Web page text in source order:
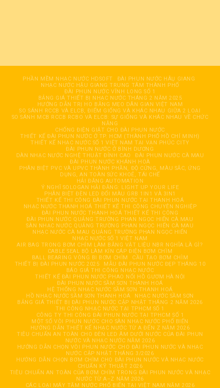
PHẦN MỀM NHẠC NƯỚC HDSOFT
ĐÀI PHUN NƯỚC HÂỤ GIANG
NHẠC NƯỚC HẬU GIANG TRUNG TÂM THÀNH PHỐ
ĐÀI PHUN NƯỚC VĨNH LONG SỐ 1
BẢNG GIÁ THIẾT BỊ NHẠC NƯỚC THÁNG 2 NĂM 2025
HƯỚNG DẪN TRỊ HO BẰNG MẸO DÂN GIAN VIỆT NAM
SO SÁNH RCCB VÀ ELCB, ĐIỂM GIỐNG VÀ KHÁC NHAU GIỮA 2 LOẠI
SO SÁNH MCB RCCB RCBO VÀ ELCB: SỰ GIỐNG VÀ KHÁC NHAU VỀ CHỨC
NĂNG
CHỐNG ĐIỆN GIẬT CHO ĐÀI PHUN NƯỚC
THIẾT KẾ ĐÀI PHUN NƯỚC Ở TP. HCM (THÀNH PHỐ HỒ CHÍ MINH)
THIẾT KẾ NHẠC NƯỚC SỐ 1 VIỆT NAM TẠI VẠN PHÚC CITY
ĐÀI PHUN NƯỚC Ở BÌNH DƯƠNG
DÀN NHẠC NƯỚC NGHỆ THUẬT ĐỈNH CAO
ĐÀI PHUN NƯỚC CÀ MAU
ĐÀI PHUN NƯỚC KHÁNH HOÀ
PHÂN BIỆT PVC VÀ UPVC THÀNH PHẦN, ĐỘ CỨNG, MÀU SẮC, ỨNG
DỤNG, AN TOÀN SỨC KHOẺ, TÁI CHẾ
HẢI ĐĂNG AUTOMATION
Ý NGHĨ SOLOGAN HẢI ĐĂNG: LIGHT UP YOUR LIFE
PHÂN BIỆT ĐÈN LED ĐỔI MÀU GRB 1IN1 VÀ 3IN1
THIẾT KẾ THI CÔNG ĐÀI PHUN NƯỚC TẠI THANH HOÁ
NHẠC NƯỚC THANH HOÁ THIẾT KẾ THI CÔNG CHUYÊN NGHIỆP
ĐÀI PHUN NƯỚC THANH HOÁ THIẾT KẾ THI CÔNG
ĐÀI PHUN NƯỚC QUẢNG TRƯỜNG PHAN NGỌC HIỂN CÀ MAU
SÀN NHẠC NƯỚC QUẢNG TRƯỜNG PHAN NGỌC HIỂN CÀ MAU
NHẠC NƯỚC CÀ MAU QUẢNG TRƯỜNG PHAN NGỌC HIỂN
NHẠC NƯỚC SỐ 1 VIỆT NAM
AIR BAG TRONG BƠM CHÌM LÀM BẰNG VẬT LIỆU NBR NGHĨA LÀ GÌ?
CABLE SEAL BỘ LÀM KÍN CÁP ĐIỆN BƠM CHÌM
BALL BEARING VÒNG BI BƠM CHÌM
CẦU TẠO BƠM CHÌM
THIẾT BỊ ĐÀI PHUN NƯỚC 2025
MẪU ĐÀI PHUN NƯỚC ĐẸP THÁNG 10
BÁO GIÁ THI CÔNG NHẠC NƯỚC
THIẾT KẾ ĐÀI PHUN NƯỚC PHAO NỔI HỒ GƯƠM HÀ NỘI
ĐÀI PHUN NƯỚC SẦM SƠN THANH HOÁ
HỆ THỐNG NHẠC NƯỚC SẦM SƠN THANH HOÁ
HỒ NHẠC NƯỚC SẦM SƠN THANH HOÁ
NHẠC NƯỚC SẦM SƠN
BẢNG GIÁ THIẾT BỊ ĐÀI PHUN NƯỚC CẬP NHẬT THÁNG 2 NĂM 2026
THI CÔNG NHẠC NƯỚC TẠI TPHCM SỐ 1
CÔNG TY THI CÔNG ĐÀI PHUN NƯỚC TẠI TPHCM SỐ 1
MỘT SỐ VÒI PHUN NƯỚC CHO SÀN NHẠC NƯỚC PHỔ BIẾN
HƯỚNG DẪN THIẾT KẾ NHẠC NƯỚC TỪ A ĐẾN Z NĂM 2026
TIÊU CHUẨN AN TOÀN CHO ĐÈN LED ÂM DƯỚI NƯỚC CỦA ĐÀI PHUN
NƯỚC VÀ NHẠC NƯỚC NĂM 2026
HƯỚNG DẪN CHỌN VÒI PHUN NƯỚC CHO ĐÀI PHUN NƯỚC VÀ NHẠC
NƯỚC CẬP NHẬT THÁNG 3/2026
HƯỚNG DẪN CHỌN BƠM CHÌM CHO ĐÀI PHUN NƯỚC VÀ NHẠC NƯỚC
CHUẨN KỸ THUẬT 2026
TIÊU CHUẨN AN TOÀN CỦA BƠM CHÌM TRONG ĐÀI PHUN NƯỚC VÀ NHẠC
NƯỚC TỪ A–Z NĂM 2026
CÁC LOẠI MÁY TĂM NƯỚC PHỔ BIẾN TẠI VIỆT NAM NĂM 2026